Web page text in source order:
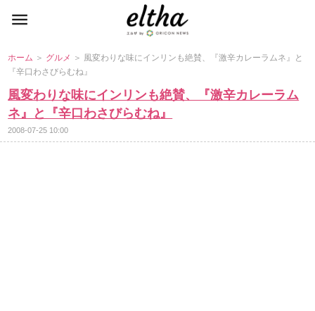
ホーム ＞ グルメ ＞ 風変わりな味にインリンも絶賛、『激辛カレーラムネ』と
『辛口わさびらむね』
風変わりな味にインリンも絶賛、『激辛カレーラム
ネ』と『辛口わさびらむね』
2008-07-25 10:00